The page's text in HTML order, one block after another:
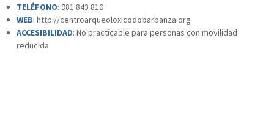
TELÉFONO: 981 843 810
WEB: http://centroarqueoloxicodobarbanza.org
ACCESIBILIDAD: No practicable para personas con movilidad
reducida